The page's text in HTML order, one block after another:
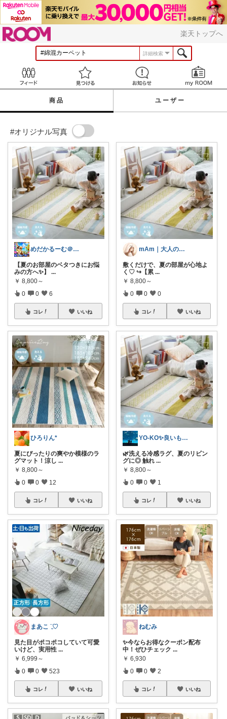
楽天トップへ
詳細検索
見つける お知らせ
商品 ユーザー
#オリジナル写真
めだかるーむ＠ありがとうございます。
【夏のお部屋のベタつきにお悩
みの方へ✨】 ...
￥ 8,800～
0 0 6
コレ いいね
ひろりん*
夏にぴったりの爽やか模様のラ
グマット！涼し ...
￥ 8,800～
0 0 12
コレ いいね
まあこ ¨̮♡
見た目がポコポコしていて可愛
いけど、実用性 ...
￥ 6,999～
0 0 523
コレ いいね
mAm｜大人のご褒美セレクト
敷くだけで、夏の部屋が心地よ
く♡ ↪︎【累 ...
￥ 8,800～
0 0 0
コレ いいね
YO-KO✨良いものを皆にシェアしたい
🌿洗える冷感ラグ、夏のリビン
グに◎ 触れ ...
￥ 8,800～
0 0 1
コレ いいね
ねむみ
✨今ならお得なクーポン配布
中！ぜひチェック ...
￥ 6,930
0 0 2
コレ いいね